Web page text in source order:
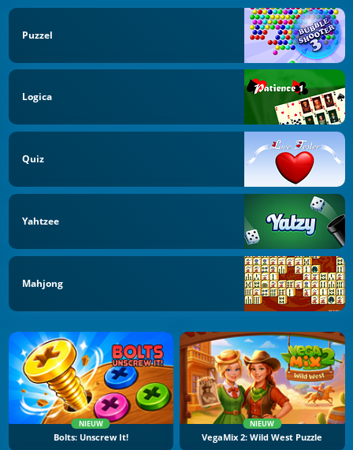
Puzzel
Logica
Quiz
Yahtzee
Mahjong
NIEUW
Bolts: Unscrew It!
NIEUW
VegaMix 2: Wild West Puzzle